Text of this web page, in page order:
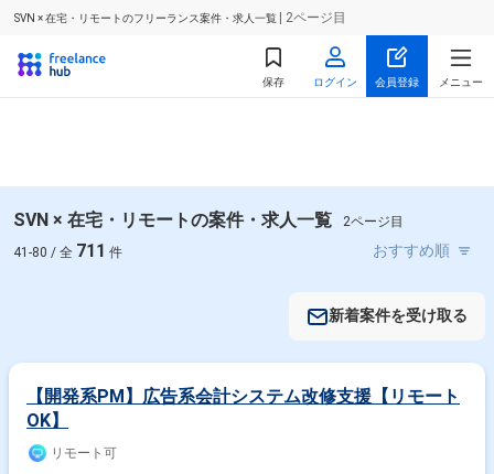
SVN × 在宅・リモートのフリーランス案件・求人一覧 | 2ページ目
保存 ログイン 会員登録 メニュー
SVN × 在宅・リモートの案件・求人一覧
2ページ目
41-80 / 全 711 件
新着案件を受け取る
【開発系PM】広告系会計システム改修支援【リモート
OK】
リモート可